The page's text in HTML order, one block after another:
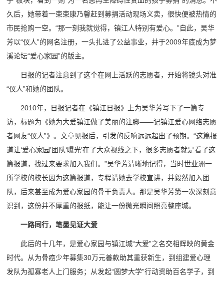
久后，她带着一束束康乃馨赶到募捐活动现场义卖，很快便被热情的
市民抢购一空。“那一刻我就觉得，镇江人特别有爱心。”自此，吴华
芳以“仪人”的网名注册，一头扎进了公益事业，并于2009年底成为梦
溪论坛“爱心家园”的版主。
日报的记者注意到了这个在网上活跃的志愿者，开始将镜头对准
“仪人”和她的团队。
2010年，日报记者在《镇江日报》上为吴华芳写下了一篇专
访，标题为《她为大爱镇江做了美丽的注脚——记镇江爱心网络志愿
者网友“仪人”》。文章见报后，引发的反响远远超出了预期。“这篇报
道让‘爱心家园’团队‘曝光’在了大众视线之下，很多志愿者就是看了这
篇报道，找过来要求加入我们。”吴华芳清晰地记得，当时世业洲一
所学校的校长因为这篇报道，专程请她去学校宣讲，并毅然加入团
队，后来甚至成为爱心家园的骨干负责人。那是吴华芳第一次深刻意
识到，这份并不厚重的报纸，能让一份微光瞬间照亮整座城。
一路同行，笔墨见证大爱
此后的十几年，是爱心家园与镇江城“大爱”之名交相辉映的黄金
时代。从为骨癌少年募集30万元善款助其重获新生，到组建爱心理
发队为孤寡老人上门服务；从发起“圆梦大学”行动资助百名学子，到